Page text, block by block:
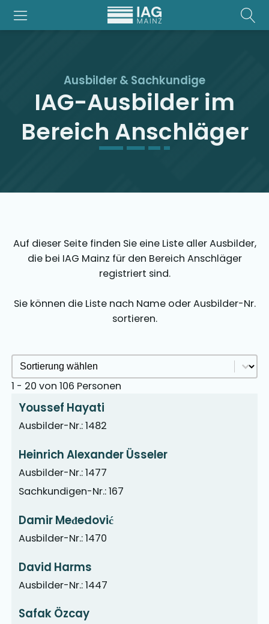
Ausbilder & Sachkundige
IAG-Ausbilder im
Bereich Anschläger
Auf dieser Seite finden Sie eine Liste aller Ausbilder,
die bei IAG Mainz für den Bereich Anschläger
registriert sind.
Sie können die Liste nach Name oder Ausbilder-Nr.
sortieren.
1 - 20 von 106 Personen
Ausbilder Sortieren Archive
Sort content
Youssef Hayati
Ausbilder-Nr.: 1482
Heinrich Alexander Üsseler
Ausbilder-Nr.: 1477
Sachkundigen-Nr.: 167
Damir Međedović
Ausbilder-Nr.: 1470
David Harms
Ausbilder-Nr.: 1447
Safak Özcay